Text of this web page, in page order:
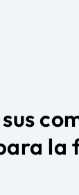
la